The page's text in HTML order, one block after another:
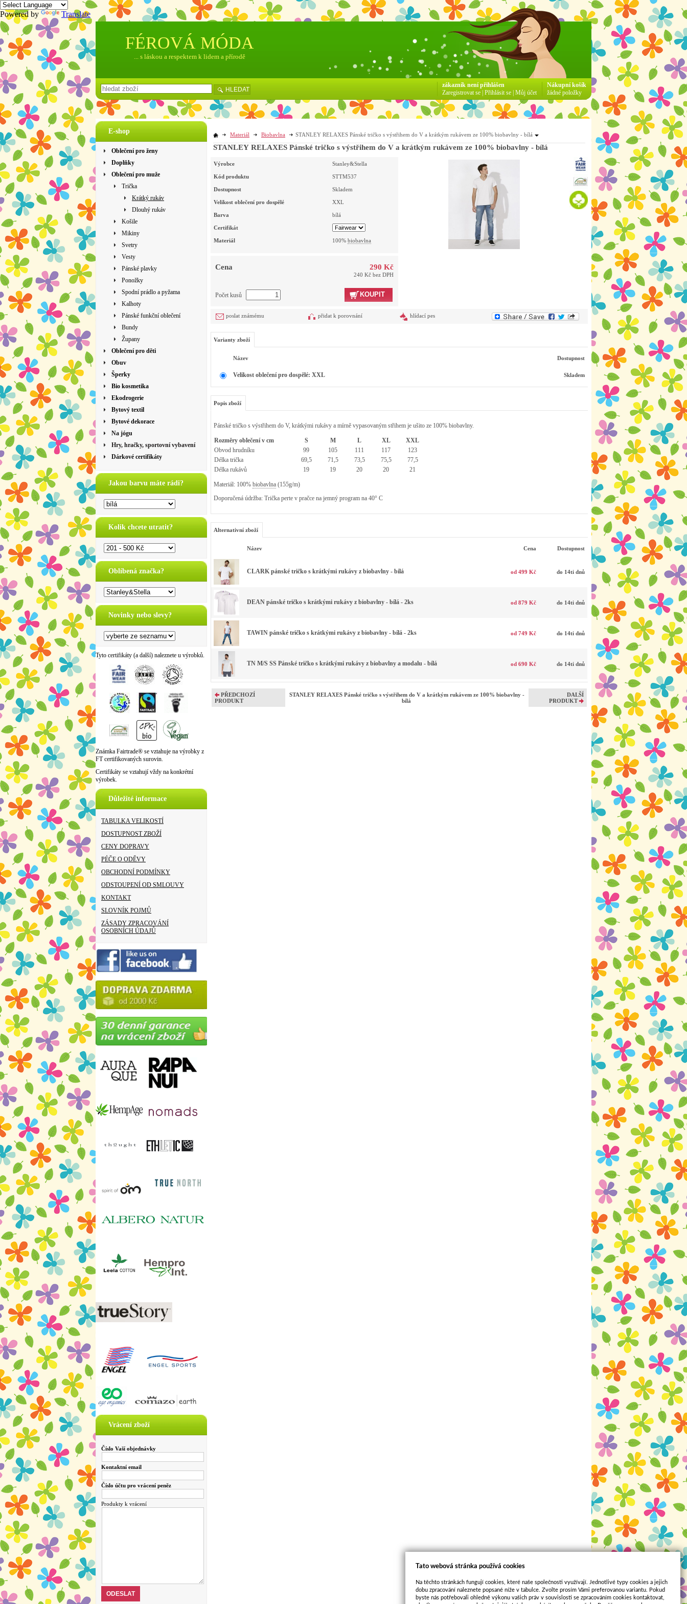
Powered by Translate
E-shop
Oblečení pro ženy
Doplňky
Oblečení pro muže
Trička
Krátký rukáv
Dlouhý rukáv
Košile
Mikiny
Svetry
Vesty
Pánské plavky
Ponožky
Spodní prádlo a pyžama
Kalhoty
Pánské funkční oblečení
Bundy
Župany
Oblečení pro děti
Obuv
Šperky
Bio kosmetika
Ekodrogerie
Bytový textil
Bytové dekorace
Na jógu
Hry, hračky, sportovní vybavení
Dárkové certifikáty
Jakou barvu máte rádi?
Kolik chcete utratit?
Oblíbená značka?
Novinky nebo slevy?
Tyto certifikáty (a další) naleznete u výrobků.
Známka Fairtrade® se vztahuje na výrobky z
FT certifikovaných surovin.
Certifikáty se vztahují vždy na konkrétní
výrobek.
Důležité informace
TABULKA VELIKOSTÍ
DOSTUPNOST ZBOŽÍ
CENY DOPRAVY
PÉČE O ODĚVY
OBCHODNÍ PODMÍNKY
ODSTOUPENÍ OD SMLOUVY
KONTAKT
SLOVNÍK POJMŮ
ZÁSADY ZPRACOVÁNÍ
OSOBNÍCH ÚDAJŮ
Vrácení zboží
Číslo Vaší objednávky
Kontaktní email
Číslo účtu pro vrácení peněz
Produkty k vrácení
Materiál Biobavlna STANLEY RELAXES Pánské tričko s výstřihem do V a krátkým rukávem ze 100% biobavlny - bílá
STANLEY RELAXES Pánské tričko s výstřihem do V a krátkým rukávem ze 100% biobavlny - bílá
Výrobce Stanley&Stella
Kód produktu STTM537
Dostupnost Skladem
Velikost oblečení pro dospělé XXL
Barva bílá
Certifikát
Materiál 100% biobavlna
Cena 290 Kč
240 Kč bez DPH
Počet kusů KOUPIT
poslat známému přidat k porovnání hlídací pes
Varianty zboží
Název Dostupnost
Velikost oblečení pro dospělé: XXL Skladem
Popis zboží
Pánské tričko s výstřihem do V, krátkými rukávy a mírně vypasovaným střihem je ušito ze 100% biobavlny.
Rozměry oblečení v cm S M L XL
XXL
Obvod hrudníku
99 105 111 117
123
Délka trička
69,5 71,5 73,5 75,5
77,5
Délka rukávů
19 19 20 20 21
Materiál: 100% biobavlna (155g/m)
Doporučená údržba: Trička perte v pračce na jemný program na 40° C
Alternativní zboží
Název Cena Dostupnost
CLARK pánské tričko s krátkými rukávy z biobavlny - bílá od 499 Kč do 14ti dnů
DEAN pánské tričko s krátkými rukávy z biobavlny - bílá - 2ks od 879 Kč do 14ti dnů
TAWIN pánské tričko s krátkými rukávy z biobavlny - bílá - 2ks od 749 Kč do 14ti dnů
TN M/S SS Pánské tričko s krátkými rukávy z biobavlny a modalu - bílá od 690 Kč do 14ti dnů
PŘEDCHOZÍ
PRODUKT
STANLEY RELAXES Pánské tričko s výstřihem do V a krátkým rukávem ze 100% biobavlny -
bílá
DALŠÍ
PRODUKT
FÉROVÁ MÓDA
... s láskou a respektem k lidem a přírodě
HLEDAT
Nákupní košík
žádné položky
zákazník není přihlášen
Zaregistrovat se Přihlásit se Můj účet
Tato webová stránka používá cookies
Na těchto stránkách fungují cookies, které naše společnosti využívají. Jednotlivé typy cookies a jejich
dobu zpracování naleznete popsané níže v tabulce. Zvolte prosím Vámi preferovanou variantu. Pokud
byste nás potřebovali ohledně výkonu vašich práv v souvislosti se zpracováním cookies kontaktovat,